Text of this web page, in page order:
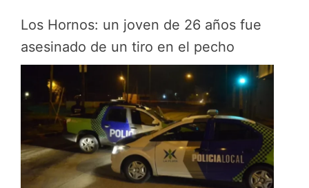
Los Hornos: un joven de 26 años fue
asesinado de un tiro en el pecho